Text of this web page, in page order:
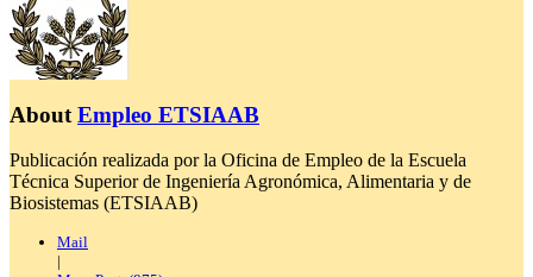
About Empleo ETSIAAB
Publicación realizada por la Oficina de Empleo de la Escuela
Técnica Superior de Ingeniería Agronómica, Alimentaria y de
Biosistemas (ETSIAAB)
Mail
|